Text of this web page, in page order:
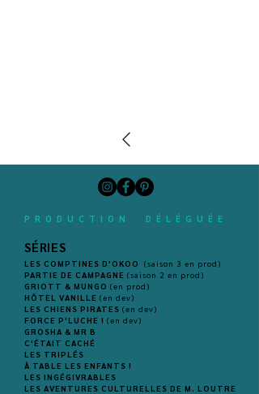
1/1
PRODUCTION DÉLÉGUÉE
SÉRIES
LES COMPTINES D'OKOO
(saison 3 en prod)
PARTIE DE CAMPAGNE (saison 2 en prod)
GRIOTT & MUNGO (en prod)
HÔTEL VANILLE (en dev)
LES CHIENS PIRATES (en dev)
FORCE P'LUCHE ! (en dev)
GROSHA & MR B
C'ÉTAIT CACHÉ
LES TRIPLÉS
À TABLE LES ENFANTS !
LES INGÉGIVRABLES
LES AVENTURES CULTURELLES DE M. LOUTRE